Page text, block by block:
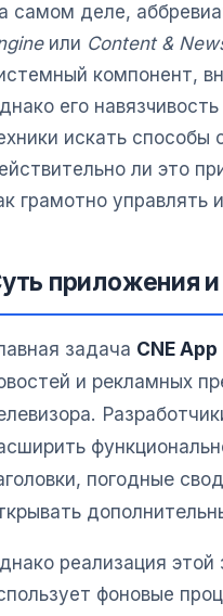
самом деле,
или Content &
компонент,
его
искать способы
ли это
грамотно управлять
приложения
задача CNE App
и рекламных
погодные
реализация
фоновые